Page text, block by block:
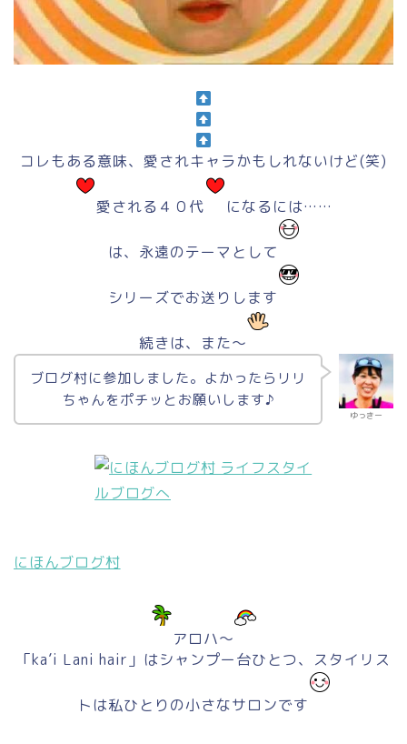
コレもある意味、愛されキャラかもしれないけど(笑)
愛される４０代 になるには……
は、永遠のテーマとして
シリーズでお送りします
続きは、また～
ゆっきー
ブログ村に参加しました。よかったらリリ
ちゃんをポチッとお願いします♪
にほんブログ村
アロハ～
「ka’i Lani hair」はシャンプー台ひとつ、スタイリス
トは私ひとりの小さなサロンです